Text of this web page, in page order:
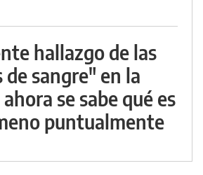
hallazgo de las
sangre" en la
se sabe qué es
puntualmente